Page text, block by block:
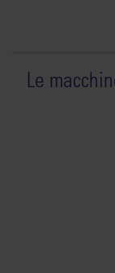
Le